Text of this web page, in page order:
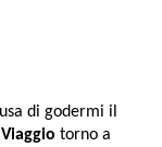
di godermi il
torno a